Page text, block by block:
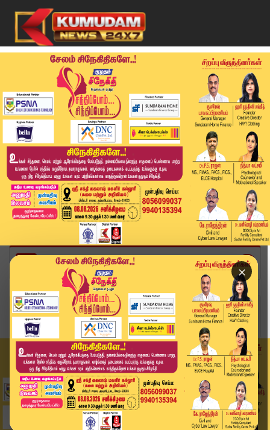
×
Home
வீடியோ ஸ்டோரி
ரூ.9 லட்சம் வழிப்பறி கொள்ளையன் சிக்கியது எப்படி...